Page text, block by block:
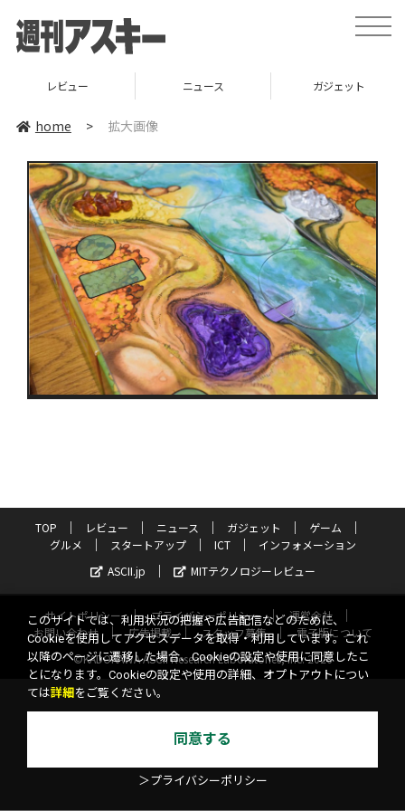
toggle
レビュー ニュース ガジェット
home > 拡大画像
TOP レビュー ニュース ガジェット
ゲーム
グルメ
スタートアップ ICT
インフォメーション
ASCII.jp
MITテクノロジーレビュー
サイトポリシー プライバシーポリシー
運営会社
お問い合わせ
広告掲載 スタッフ募集
電子版について
©KADOKAWA ASCII Research Laboratories, Inc. 2026
このサイトでは、利用状況の把握や広告配信などのために、
Cookieを使用してアクセスデータを取得・利用しています。これ
以降のページに遷移した場合、Cookieの設定や使用に同意したこ
とになります。Cookieの設定や使用の詳細、オプトアウトについ
ては詳細 をご覧ください。
同意する
＞プライバシーポリシー